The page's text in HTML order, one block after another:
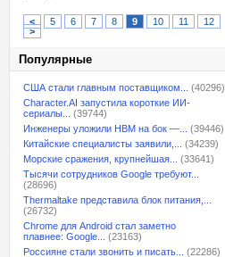
< 5 6 7 8 9 10 11
12
>
Популярные
США стали главным поставщиком...
(40296)
Character.AI запустила короткие ИИ-
сериалы...
(39744)
Инженеры уложили HBM на бок —...
(39446)
Китайские специалисты заявили,...
(34239)
Морские сражения, крупнейшая...
(33641)
Тысячи сотрудников Google требуют...
(28696)
Thermaltake представила блок питания,...
(26732)
Chrome для Android стал заметно
плавнее: Google...
(23163)
Россияне стали звонить и писать...
(22286)